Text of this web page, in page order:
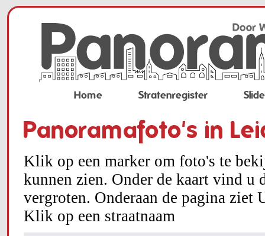
Home Stratenregister
Panoramafoto's in
Klik op een marker om foto's te
kunnen zien. Onder de kaart vind
vergroten. Onderaan de pagina ziet
Klik op een straatnaam